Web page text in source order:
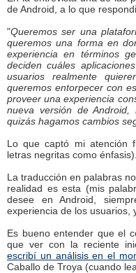
de Android, a lo que
"Queremos ser una
queremos una forma en
experiencia en términos
deciden cuáles
usuarios realmente
queremos entorpecer con
proveer una experiencia
nueva versión de Android,
quizás hagamos cambios
Lo que captó mi atención
letras negritas como énfasis).
La traducción en palabras
realidad es esta (mis
desee en Android,
experiencia de los usuarios,
Es bueno entender que el
que ver con la reciente
escribí un análisis en el
Caballo de Troya (cuando